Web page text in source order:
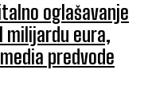
oglašavanje
milijardu eura,
predvode